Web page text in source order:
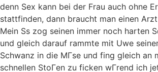
denn Sex kann bei der Frau auch ohne
stattfinden, dann braucht man einen
Mein Ss zog seinen immer noch harten
und gleich darauf rammte mit Uwe
Schwanz in die MГse und fing gleich an
schnellen StoГen zu ficken wГrend ich